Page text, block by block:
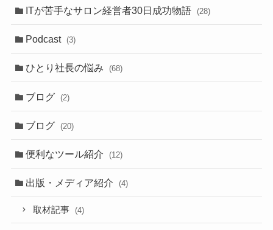
ITが苦手なサロン経営者30日成功物語 (28)
Podcast (3)
ひとり社長の悩み (68)
ブログ (2)
ブログ (20)
便利なツール紹介 (12)
出版・メディア紹介 (4)
取材記事 (4)